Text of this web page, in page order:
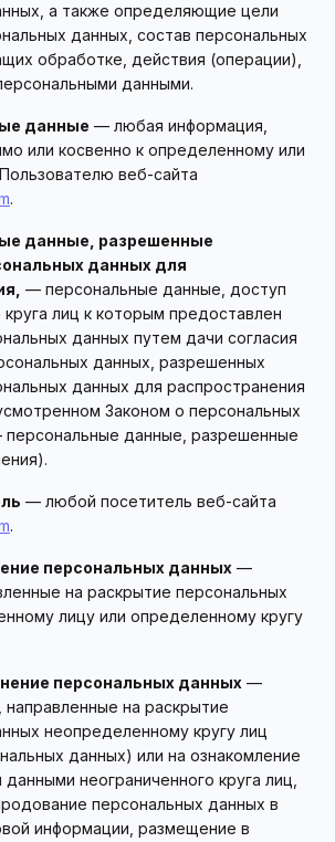
а также определяющие цели
данных, состав персональных
обработке, действия (операции),
данными.
данные — любая информация,
или косвенно к определенному или
веб-сайта
.
данные, разрешенные
данных для
— персональные данные, доступ
круга лиц к которым предоставлен
данных путем дачи согласия
данных, разрешенных
данных для распространения
Законом о персональных
данные, разрешенные
— любой посетитель веб-сайта
.
персональных данных —
на раскрытие персональных
лицу или определенному кругу
персональных данных —
на раскрытие
неопределенному кругу лиц
данных) или на ознакомление
неограниченного круга лиц,
персональных данных в
информации, размещение в